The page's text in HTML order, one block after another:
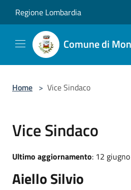
Regione Lombardia
Comune di
Home > Vice Sindaco
Vice Sindaco
Ultimo aggiornamento: 12
Aiello Silvio